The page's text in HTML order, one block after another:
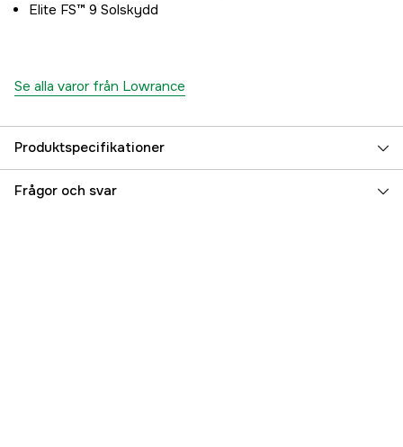
Elite FS™ 9 Solskydd
Se alla varor från Lowrance
Produktspecifikationer
Referensnummer 5000038660
Frågor och svar